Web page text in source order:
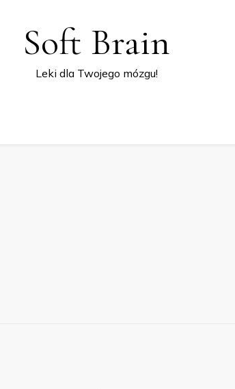
Soft Brain
Leki dla Twojego mózgu!